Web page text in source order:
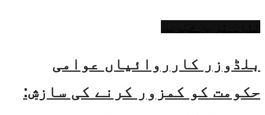
بلڈوزر کارروائیاں عوامی
حکومت کو کمزور کرنے کی سازش: